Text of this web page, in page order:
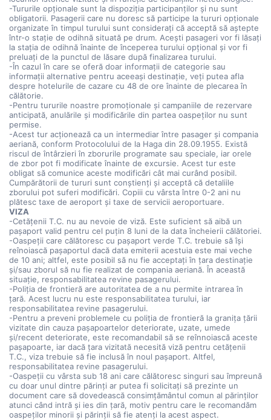
-Tururile opționale sunt la dispoziția participanților și nu sunt
obligatorii. Pasagerii care nu doresc să participe la tururi opționale
organizate în timpul turului sunt considerați că acceptă să aștepte
într-o stație de odihnă situată pe drum. Acești pasageri vor fi lăsați
la stația de odihnă înainte de începerea turului opțional și vor fi
preluați de la punctul de lăsare după finalizarea turului.
-În cazul în care se oferă doar informații de categorie sau
informații alternative pentru aceeași destinație, veți putea afla
despre hotelurile de cazare cu 48 de ore înainte de plecarea în
călătorie.
-Pentru tururile noastre promoționale și campaniile de rezervare
anticipată, anulările și modificările din partea oaspeților nu sunt
permise.
-Acest tur acționează ca un intermediar între pasager și compania
aeriană, conform Protocolului de la Haga din 28.09.1955. Există
riscul de întârzieri în zborurile programate sau speciale, iar orele
de zbor pot fi modificate înainte de excursie. Acest tur este
obligat să comunice aceste modificări cât mai curând posibil.
Cumpărătorii de tururi sunt conștienți și acceptă că detaliile
zborului pot suferi modificări. Copiii cu vârsta între 0-2 ani nu
plătesc taxe de aeroport și taxe de servicii aeroportuare.
VIZA
-Cetățenii T.C. nu au nevoie de viză. Este suficient să aibă un
pașaport valid pentru cel puțin 8 luni de la data încheierii călătoriei.
-Oaspeții care călătoresc cu pașaport verde T.C. trebuie să își
reînoiască pașaportul dacă data emiterii acestuia este mai veche
de 10 ani; altfel, este posibil să nu fie acceptați în țara destinație
și/sau zborul să nu fie realizat de compania aeriană. În această
situație, responsabilitatea revine pasagerului.
-Poliția de frontieră are autoritatea de a nu permite intrarea în
țară. Acest lucru nu este responsabilitatea turului, iar
responsabilitatea revine pasagerului.
-Pentru a preveni problemele cu poliția de frontieră la granița țării
vizitate din cauza pașapoartelor deteriorate, uzate, umede
și/recent deteriorate, este recomandabil să se reînnoiască aceste
pașapoarte, iar dacă țara vizitată necesită viză pentru cetățenii
T.C., viza trebuie să fie inclusă în noul pașaport. Altfel,
responsabilitatea revine pasagerului.
-Oaspeții cu vârsta sub 18 ani care călătoresc singuri sau împreună
cu doar unul dintre părinți ar putea fi solicitați să prezinte un
document care să dovedească consimțământul comun al părinților
atunci când intră și ies din țară, motiv pentru care le recomandăm
oaspeților minorii și părinții să fie atenți la acest aspect.